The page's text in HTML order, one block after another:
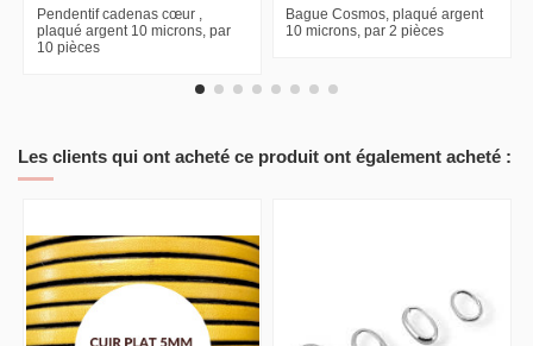
Pendentif cadenas cœur ,
plaqué argent 10 microns, par
10 pièces
Bague Cosmos, plaqué argent
10 microns, par 2 pièces
Les clients qui ont acheté ce produit ont également acheté :